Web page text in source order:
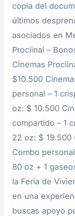
copia del
últimos
asociados en
Prociinal –
Cinemas
$10.500
personal – 1
oz: $ 10.500
compartido – 1
22 oz: $ 19.500
Combo
80 oz + 1
la Feria de
en una
buscas apoyo